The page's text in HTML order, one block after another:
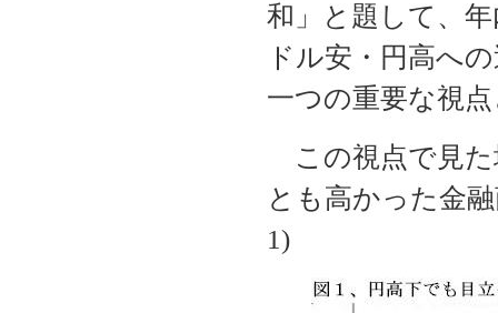
和」と題して、
ドル安・円高へ
一つの重要な視
この視点で見た
とも高かった金
1)